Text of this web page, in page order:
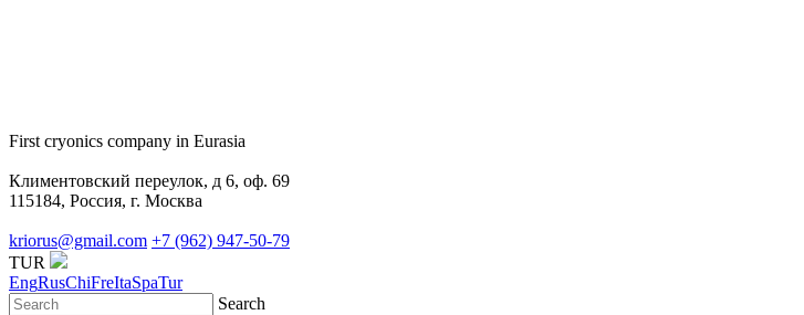
First cryonics company in Eurasia
Климентовский переулок, д 6, оф. 69
115184, Россия, г. Москва
kriorus@gmail.com +7 (962) 947-50-79
TUR
EngRusChiFreItaSpaTur
Search